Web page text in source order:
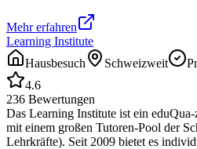
Mehr erfahren
Learning Institute
Hausbesuch
Schweizweit
4.6
236 Bewertungen
Das Learning Institute ist ein
mit einem großen Tutoren-Pool der
Lehrkräfte). Seit 2009 bietet es